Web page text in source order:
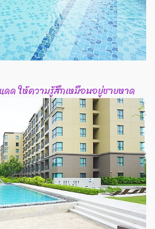
ดด ให้ความรู้สึกเหมือนอยู่ชายหาด